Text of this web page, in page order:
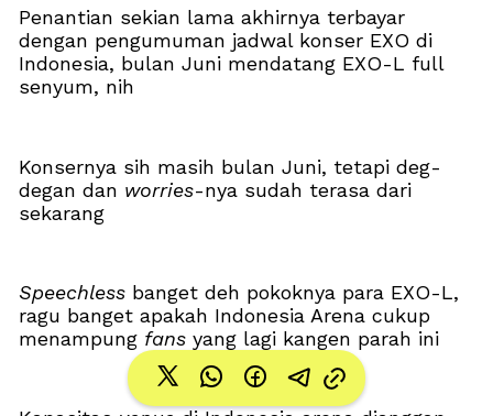
Penantian sekian lama akhirnya terbayar
dengan pengumuman jadwal konser EXO di
Indonesia, bulan Juni mendatang EXO-L full
senyum, nih
Konsernya sih masih bulan Juni, tetapi deg-
degan dan worries-nya sudah terasa dari
sekarang
Speechless banget deh pokoknya para EXO-L,
ragu banget apakah Indonesia Arena cukup
menampung fans yang lagi kangen parah ini